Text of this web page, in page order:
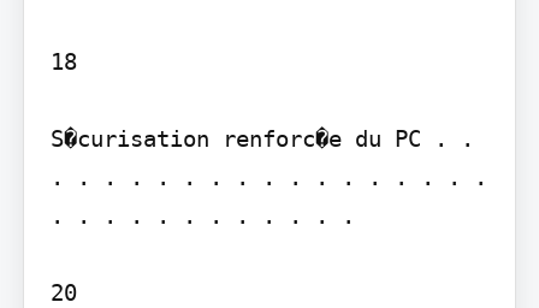
18
S�curisation renforc�e du PC . .
. . . . . . . . . . . . . . . . .
. . . . . . . . . . . .
20